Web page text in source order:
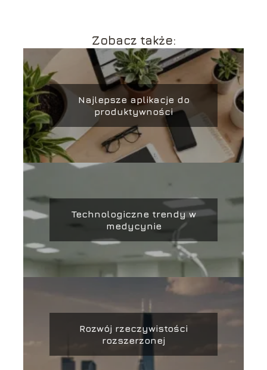
Zobacz także:
Najlepsze aplikacje do
produktywności
Technologiczne trendy w
medycynie
Rozwój rzeczywistości
rozszerzonej